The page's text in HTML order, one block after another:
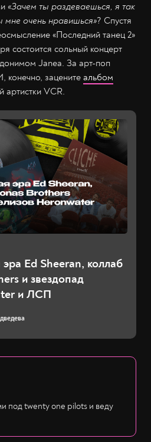
«Зачем ты раздеваешься, я так
мне очень нравишься»? Спустя
«Последний танец 2»
состоится сольный концерт
Janea. За арт-поп
зацените альбом
артистки VCR.
Ed Sheeran, коллаб
и звездопад
и ЛСП
под twenty one pilots и веду